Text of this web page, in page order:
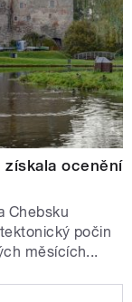
získala ocenění
Chebsku
počin
měsících...